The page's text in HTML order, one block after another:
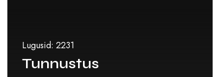
Lugusid: 2231
Tunnustus